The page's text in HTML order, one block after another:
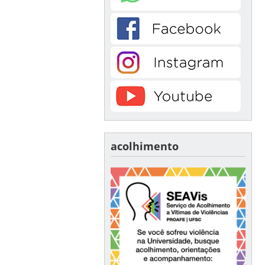
acolhimento